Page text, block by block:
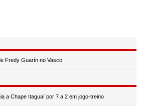
Fredy Guarín no Vasco
a Chape Itaguaí por 7 a 2 em jogo-treino